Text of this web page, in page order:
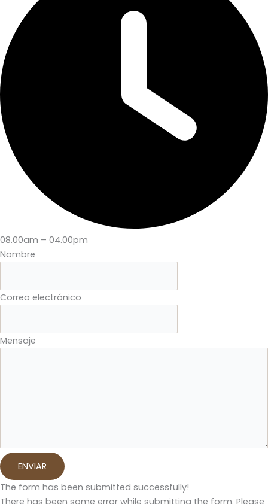
08.00am – 04.00pm
Nombre
Correo electrónico
Mensaje
ENVIAR
The form has been submitted successfully!